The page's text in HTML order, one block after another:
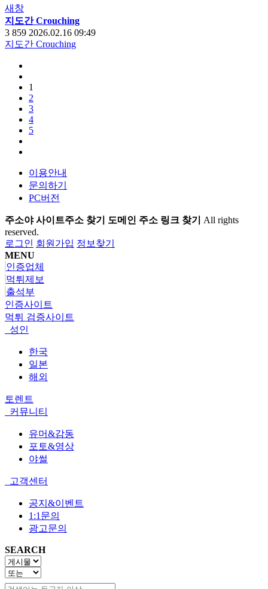
새창
지도간 Crouching
3 859 2026.02.16 09:49
지도간 Crouching
1
2
3
4
5
이용안내
문의하기
PC버전
주소야 사이트주소 찾기 도메인 주소 링크 찾기 All rights
reserved.
로그인 회원가입 정보찾기
MENU
인증업체
먹튀제보
출석부
인증사이트
먹튀 검증사이트
성인
한국
일본
해외
토렌트
커뮤니티
유머&감동
포토&영상
야썰
고객센터
공지&이벤트
1:1문의
광고문의
SEARCH